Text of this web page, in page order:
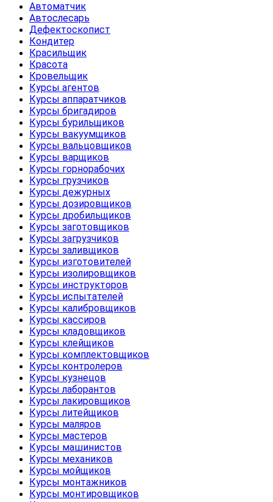
Автоматчик
Автослесарь
Дефектоскопист
Кондитер
Красильщик
Красота
Кровельщик
Курсы агентов
Курсы аппаратчиков
Курсы бригадиров
Курсы бурильщиков
Курсы вакуумщиков
Курсы вальцовщиков
Курсы варщиков
Курсы горнорабочих
Курсы грузчиков
Курсы дежурных
Курсы дозировщиков
Курсы дробильщиков
Курсы заготовщиков
Курсы загрузчиков
Курсы заливщиков
Курсы изготовителей
Курсы изолировщиков
Курсы инструкторов
Курсы испытателей
Курсы калибровщиков
Курсы кассиров
Курсы кладовщиков
Курсы клейщиков
Курсы комплектовщиков
Курсы контролеров
Курсы кузнецов
Курсы лаборантов
Курсы лакировщиков
Курсы литейщиков
Курсы маляров
Курсы мастеров
Курсы машинистов
Курсы механиков
Курсы мойщиков
Курсы монтажников
Курсы монтировщиков